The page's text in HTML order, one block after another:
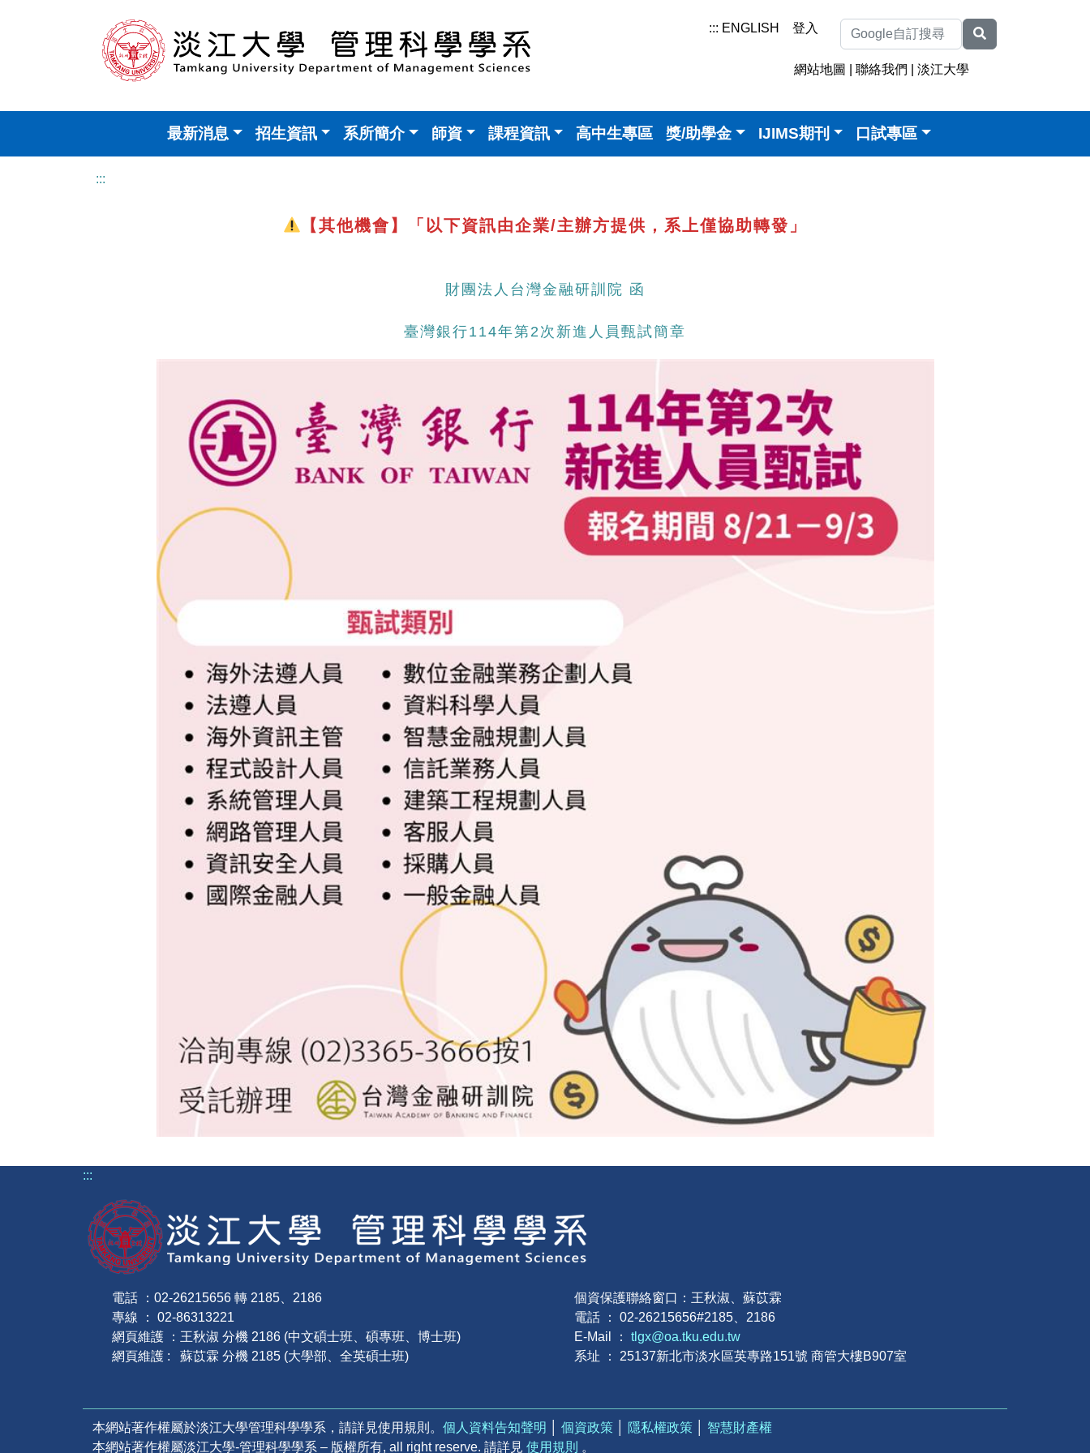
::: ENGLISH 登入
網站地圖 |聯絡我們 |淡江大學
最新消息 招生資訊 系所簡介 師資 課程資訊 高中生專區 獎/助學金 IJIMS期刊 口試專區
:::
【其他機會】「以下資訊由企業/主辦方提供，系上僅協助轉發」
財團法人台灣金融研訓院 函
臺灣銀行114年第2次新進人員甄試簡章
:::
電話 ：02-26215656 轉 2185、2186
專線 ： 02-86313221
網頁維護 ：王秋淑 分機 2186 (中文碩士班、碩專班、博士班)
網頁維護 : 蘇苡霖 分機 2185 (大學部、全英碩士班)
個資保護聯絡窗口：王秋淑、蘇苡霖
電話 ： 02-26215656#2185、2186
E-Mail ： tlgx@oa.tku.edu.tw
系址 ： 25137新北市淡水區英專路151號 商管大樓B907室
本網站著作權屬於淡江大學管理科學學系，請詳見使用規則。 個人資料告知聲明 個資政策 隱私權政策
智慧財產權
本網站著作權屬淡江大學-管理科學學系 – 版權所有, all right reserve. 請詳見 使用規則 。